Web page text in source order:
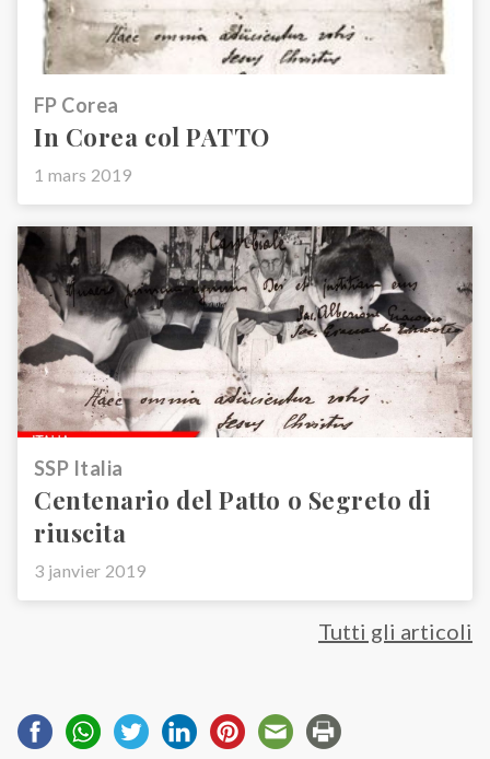
FP Corea
In Corea col PATTO
1 mars 2019
SSP Italia
Centenario del Patto o Segreto di
riuscita
3 janvier 2019
Tutti gli articoli